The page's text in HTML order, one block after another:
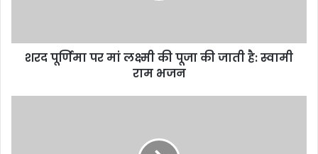
d
शरद पूर्णिमा पर मां लक्ष्मी की पूजा की जाती है: स्वामी
राम भजन